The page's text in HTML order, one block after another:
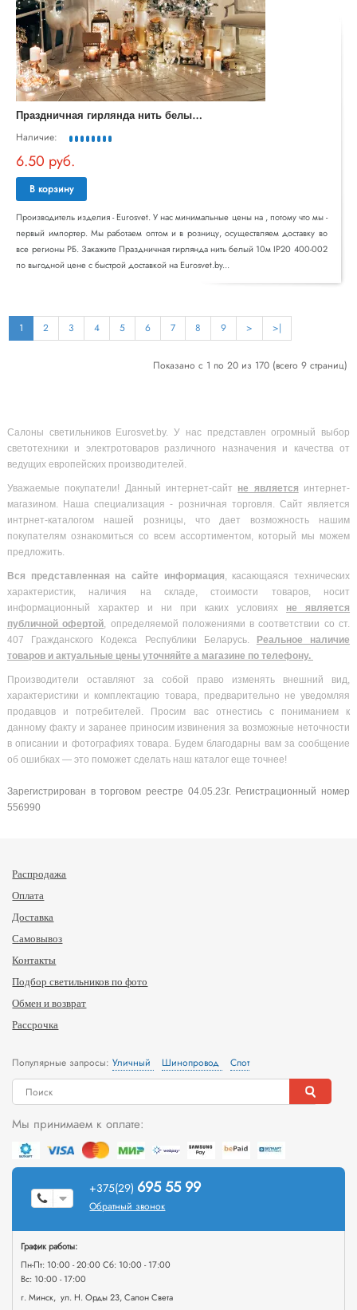
П
раздничная гирлянда нить белый 10м IP20 400-002
Наличие:
6.50 руб.
В корзину
Производитель изделия - Eurosvet. У нас минимальные цены на , потому что мы -
первый импортер. Мы работаем оптом и в розницу, осуществляем доставку во
все регионы РБ. Закажите Праздничная гирлянда нить белый 10м IP20 400-002
по выгодной цене с быстрой доставкой на Eurosvet.by...
1 2 3 4 5 6 7 8 9 > >|
Показано с 1 по 20 из 170 (всего 9 страниц)
Салоны светильников Eurosvet.by. У нас представлен огромный выбор
светотехники и электротоваров различного назначения и качества от
ведущих европейских производителей.
Уважаемые покупатели! Данный интернет-сайт не является интернет-
магазином. Наша специализация - розничная торговля. Сайт является
интрнет-каталогом нашей розницы, что дает возможность нашим
покупателям ознакомиться со всем ассортиментом, который мы можем
предложить.
Вся представленная на сайте информация, касающаяся технических
характеристик, наличия на складе, стоимости товаров, носит
информационный характер и ни при каких условиях не является
публичной офертой, определяемой положениями в соответствии со ст.
407 Гражданского Кодекса Республики Беларусь. Реальное наличие
товаров и актуальные цены уточняйте а магазине по телефону.
Производители оставляют за собой право изменять внешний вид,
характеристики и комплектацию товара, предварительно не уведомляя
продавцов и потребителей. Просим вас отнестись с пониманием к
данному факту и заранее приносим извинения за возможные неточности
в описании и фотографиях товара. Будем благодарны вам за сообщение
об ошибках — это поможет сделать наш каталог еще точнее!
Зарегистрирован в торговом реестре 04.05.23г. Регистрационный номер
556990
Распродажа
Оплата
Доставка
Самовывоз
Контакты
Подбор светильников по фото
Обмен и возврат
Рассрочка
Популярные запросы:Уличный Шинопровод Спот
Мы принимаем к оплате:
+375(29) 695 55 99
Обратный звонок
График работы:
Пн-Пт: 10:00 - 20:00 Сб: 10:00 - 17:00
Вс: 10:00 - 17:00
г. Минск, ул. Н. Орды 23, Салон Света